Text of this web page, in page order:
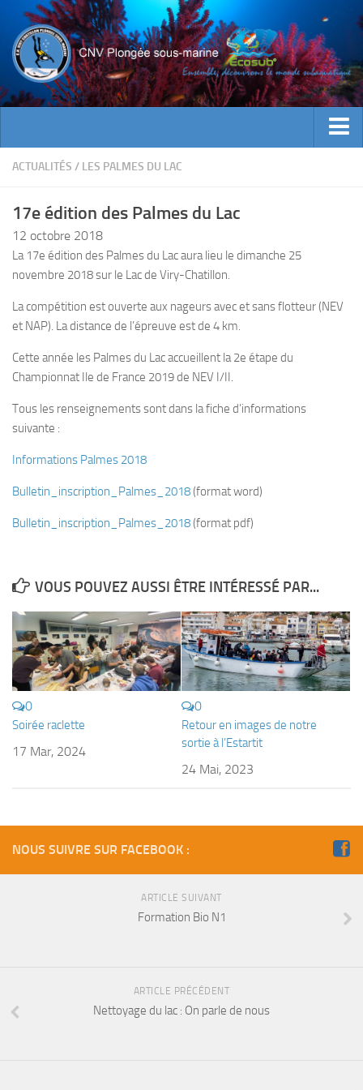
ACTUALITES
INFOS CNV
Bienvenue
Contacts
Documents utiles
Encadrement
Historique
Plouf
ECOLE DE PLONGEE
Plongeur N1
Plongeur N2
Initiateur
Moniteur Fédéral
Organisation
Sorties 2026
Sorties 2025
Sorties 2020
ACTUALITÉS / LES PALMES DU LAC
17e édition des Palmes du Lac
12 octobre 2018
La 17e édition des Palmes du Lac aura lieu le dimanche 25
novembre 2018 sur le Lac de Viry-Chatillon.
La compétition est ouverte aux nageurs avec et sans flotteur (NEV
et NAP). La distance de l’épreuve est de 4 km.
Cette année les Palmes du Lac accueillent la 2e étape du
Championnat Ile de France 2019 de NEV I/II.
Tous les renseignements sont dans la fiche d’informations
suivante :
Informations Palmes 2018
Bulletin_inscription_Palmes_2018(format word)
Bulletin_inscription_Palmes_2018(format pdf)
VOUS POUVEZ AUSSI ÊTRE INTÉRESSÉ PAR...
0
Soirée raclette
17 Mar, 2024
0
Retour en images de notre
sortie à l’Estartit
24 Mai, 2023
NOUS SUIVRE SUR FACEBOOK :
ARTICLE SUIVANT
Formation Bio N1
ARTICLE PRÉCÉDENT
Nettoyage du lac : On parle de nous